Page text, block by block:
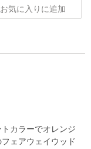
お気に入りに追加
カラーでオレンジ
ェアウェイウッド